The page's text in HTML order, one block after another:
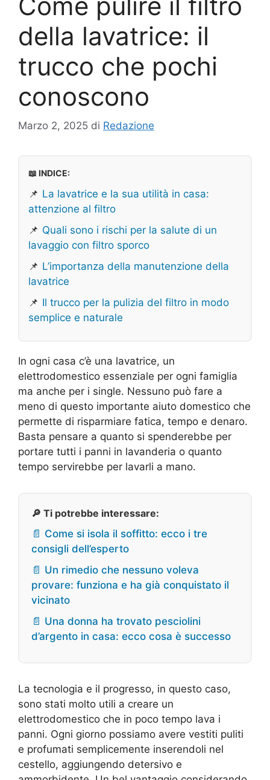
della lavatrice: il
trucco che pochi
conoscono
Marzo 2, 2025 di Redazione
📖 INDICE:
📌 La lavatrice e la sua utilità in casa:
attenzione al filtro
📌 Quali sono i rischi per la salute di un
lavaggio con filtro sporco
📌 L’importanza della manutenzione della
lavatrice
📌 Il trucco per la pulizia del filtro in modo
semplice e naturale
In ogni casa c’è una lavatrice, un
elettrodomestico essenziale per ogni famiglia
ma anche per i single. Nessuno può fare a
meno di questo importante aiuto domestico che
permette di risparmiare fatica, tempo e denaro.
Basta pensare a quanto si spenderebbe per
portare tutti i panni in lavanderia o quanto
tempo servirebbe per lavarli a mano.
🔎 Ti potrebbe interessare:
📄 Come si isola il soffitto: ecco i tre
consigli dell’esperto
📄 Un rimedio che nessuno voleva
provare: funziona e ha già conquistato il
vicinato
📄 Una donna ha trovato pesciolini
d’argento in casa: ecco cosa è successo
La tecnologia e il progresso, in questo caso,
sono stati molto utili a creare un
elettrodomestico che in poco tempo lava i
panni. Ogni giorno possiamo avere vestiti puliti
e profumati semplicemente inserendoli nel
cestello, aggiungendo detersivo e